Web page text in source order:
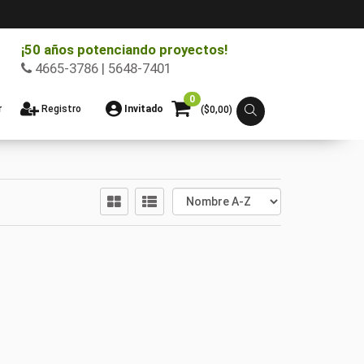
Invitado
Registro
0
($0,00)
¡50 años potenciando proyectos!
4665-3786 | 5648-7401